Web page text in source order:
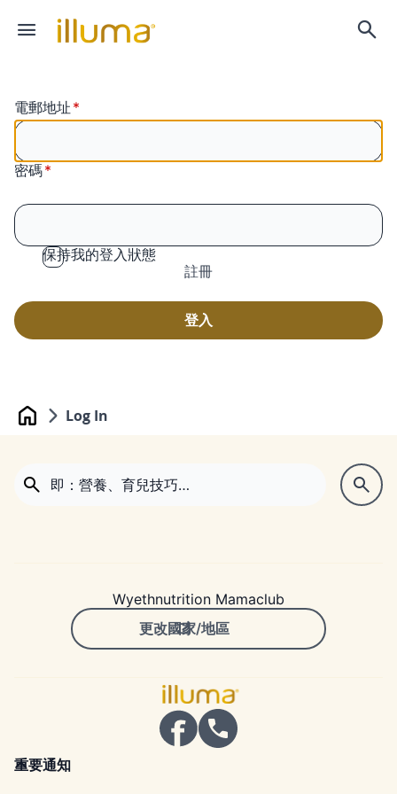
電郵地址
密碼
保持我的登入狀態
註冊
Home Log In
Wyethnutrition Mamaclub
更改國家/地區
重要通知